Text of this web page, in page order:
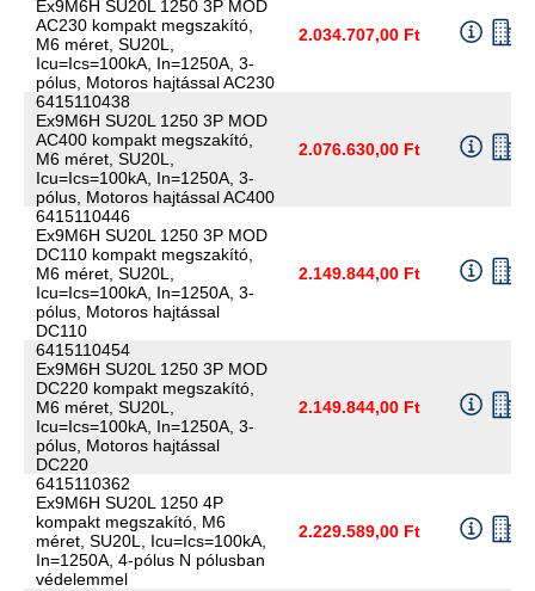
Ex9M6H SU20L 1250 3P MOD
AC230 kompakt megszakító,
M6 méret, SU20L,
Icu=Ics=100kA, In=1250A, 3-
pólus, Motoros hajtással AC230
2.034.707,00 Ft
6415110438
Ex9M6H SU20L 1250 3P MOD
AC400 kompakt megszakító,
M6 méret, SU20L,
Icu=Ics=100kA, In=1250A, 3-
pólus, Motoros hajtással AC400
2.076.630,00 Ft
6415110446
Ex9M6H SU20L 1250 3P MOD
DC110 kompakt megszakító,
M6 méret, SU20L,
Icu=Ics=100kA, In=1250A, 3-
pólus, Motoros hajtással
DC110
2.149.844,00 Ft
6415110454
Ex9M6H SU20L 1250 3P MOD
DC220 kompakt megszakító,
M6 méret, SU20L,
Icu=Ics=100kA, In=1250A, 3-
pólus, Motoros hajtással
DC220
2.149.844,00 Ft
6415110362
Ex9M6H SU20L 1250 4P
kompakt megszakító, M6
méret, SU20L, Icu=Ics=100kA,
In=1250A, 4-pólus N pólusban
védelemmel
2.229.589,00 Ft